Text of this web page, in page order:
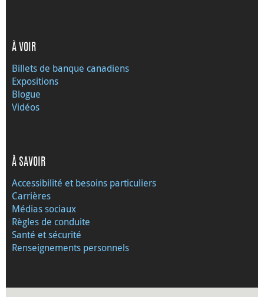
À VOIR
Billets de banque canadiens
Expositions
Blogue
Vidéos
À SAVOIR
Accessibilité et besoins particuliers
Carrières
Médias sociaux
Règles de conduite
Santé et sécurité
Renseignements personnels